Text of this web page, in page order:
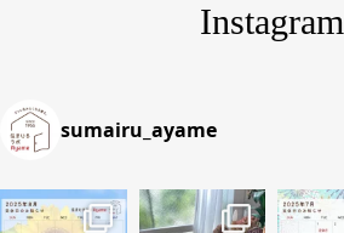
Instagram
sumairu_ayame